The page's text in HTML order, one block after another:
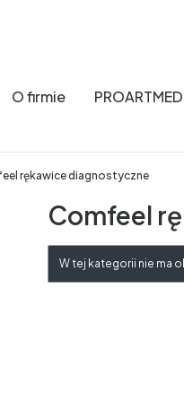
O firmie
rękawice diagnostyczne
Comfeel
Lista
W tej kategorii nie ma